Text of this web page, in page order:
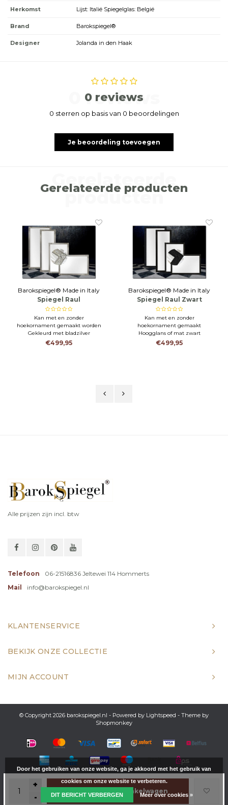
+
-
Toevoegen aan winkelwagen
Herkomst Lijst: Italië Spiegelglas: België
Brand Barokspiegel®
Designer Jolanda in den Haak
0 reviews
0 reviews
0 sterren op basis van 0 beoordelingen
Je beoordeling toevoegen
Gerelateerde producten
Gerelateerde
producten
Barokspiegel® Made in Italy
Spiegel Raul
Antiekzilver
Kan met en zonder
hoekornament gemaakt worden
Gekleurd met bladzilver
slagmetaal
Italiaans maatwerk
€499,95
Barokspiegel® Made in Italy
Spiegel Raul Zwart
Kan met en zonder
hoekornament gemaakt
Hoogglans of mat zwart
Italiaans maatwerk
€499,95
Alle prijzen zijn incl. btw
Telefoon
06-21516836 Jeltewei 114 Hommerts
Mail
info@barokspiegel.nl
KLANTENSERVICE
BEKIJK ONZE COLLECTIE
MIJN ACCOUNT
© Copyright 2026 barokspiegel.nl - Powered by Lightspeed - Theme by
Shopmonkey
Door het gebruiken van onze website, ga je akkoord met het gebruik van
cookies om onze website te verbeteren.
DIT BERICHT VERBERGEN Meer over cookies »